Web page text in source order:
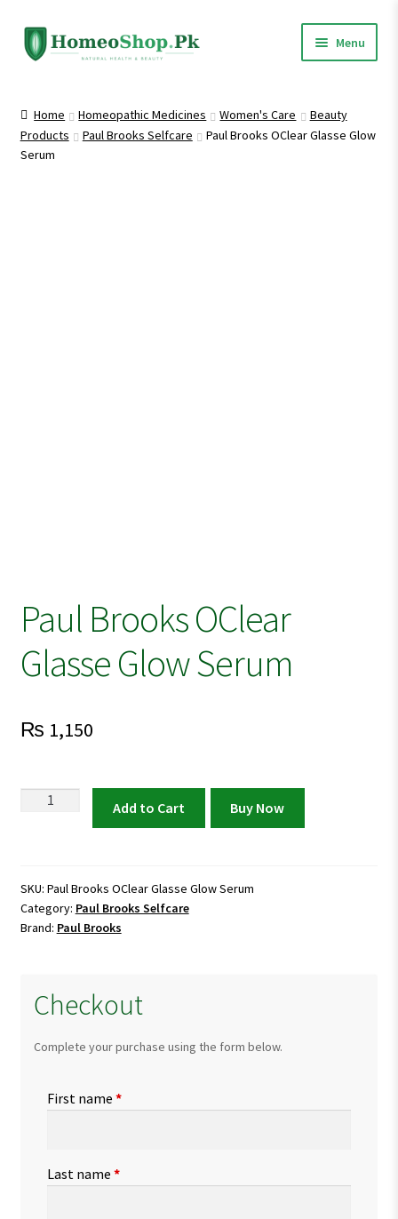
Skip
to
Skip
to
Menu
Shop All
Home Homeopathic Medicines Women's Care
Beauty
Products
Paul Brooks Selfcare
Paul Brooks OClear Glasse Glow
Serum
Paul Brooks OClear
Glasse Glow Serum
₨ 1,150
Glow
Serum
quantity
Add to Cart Buy Now
SKU: Paul Brooks OClear Glasse Glow Serum
Category: Paul Brooks Selfcare
Brand: Paul Brooks
Checkout
Complete your purchase using the form below.
First name *
Last name *